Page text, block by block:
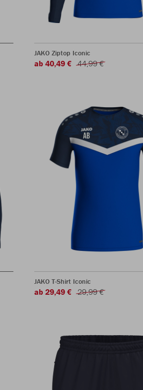
JAKO Ziptop Iconic
ab 40,49 € 44,99 €
JAKO T-Shirt Iconic
ab 29,49 € 29,99 €